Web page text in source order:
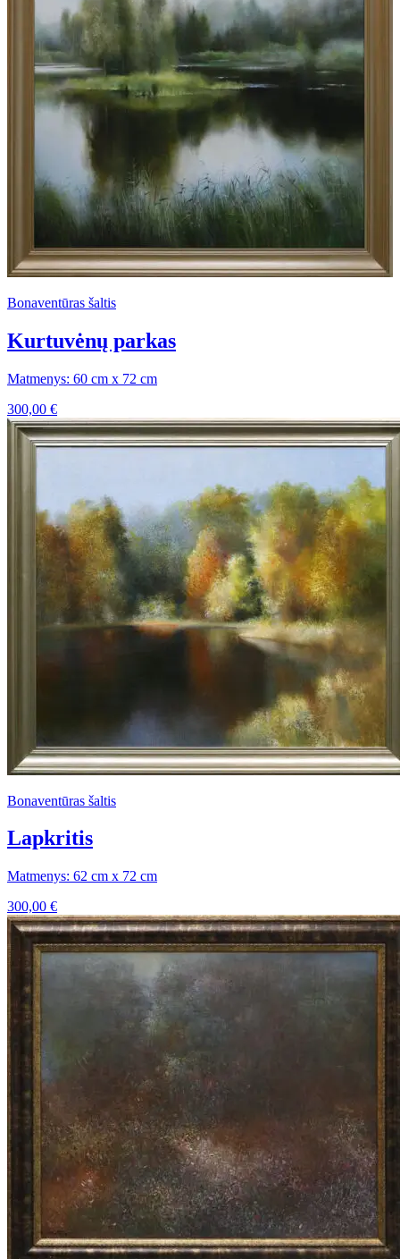
Bonaventūras šaltis
Kurtuvėnų parkas
Matmenys: 60 cm x 72 cm
300,00 €
Bonaventūras šaltis
Lapkritis
Matmenys: 62 cm x 72 cm
300,00 €